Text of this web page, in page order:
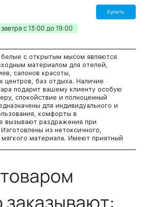
Купить
c 13:00 до 19:00
с открытым мысом являются
материалом для отелей,
салонов красоты,
центров, баз отдыха. Наличие
подарит вашему клиенту особую
спокойствие и полноценный
для индивидуального и
комфорты в
вызывают раздражения при
из нетоксичного,
мягкого материала. Имеют приятный
до 43